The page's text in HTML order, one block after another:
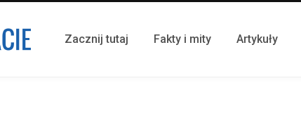
Zacznij tutaj Fakty i mity Artykuły